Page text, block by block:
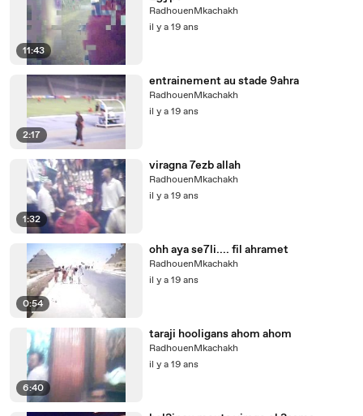
11:43
RadhouenMkachakh
il y a 19 ans
2:17
entrainement au stade 9ahra
RadhouenMkachakh
il y a 19 ans
1:32
viragna 7ezb allah
RadhouenMkachakh
il y a 19 ans
0:54
ohh aya se7li.... fil ahramet
RadhouenMkachakh
il y a 19 ans
6:40
taraji hooligans ahom ahom
RadhouenMkachakh
il y a 19 ans